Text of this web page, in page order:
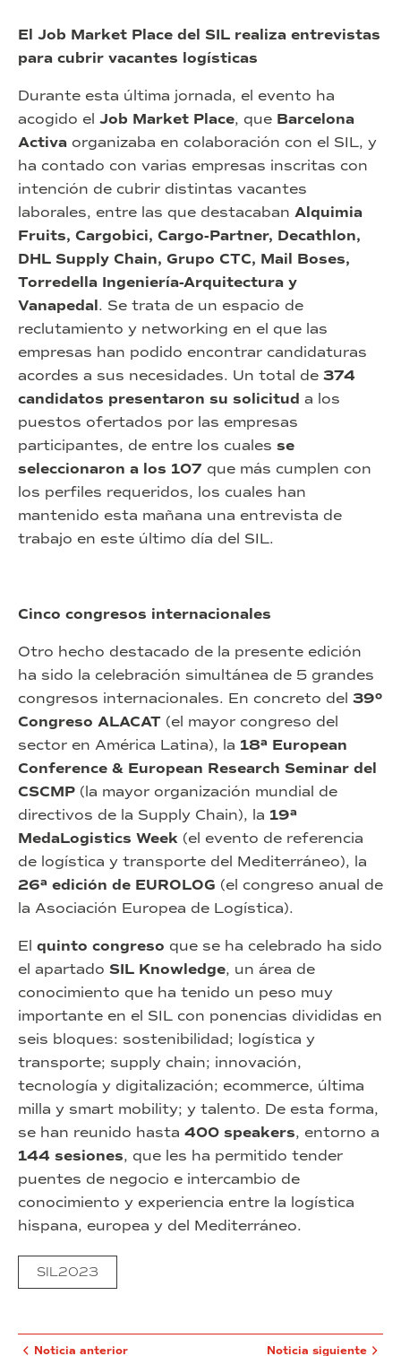
El Job Market Place del SIL realiza entrevistas
para cubrir vacantes logísticas
Durante esta última jornada, el evento ha
acogido el Job Market Place, que Barcelona
Activa organizaba en colaboración con el SIL, y
ha contado con varias empresas inscritas con
intención de cubrir distintas vacantes
laborales, entre las que destacaban Alquimia
Fruits, Cargobici, Cargo-Partner, Decathlon,
DHL Supply Chain, Grupo CTC, Mail Boses,
Torredella Ingeniería-Arquitectura y
Vanapedal. Se trata de un espacio de
reclutamiento y networking en el que las
empresas han podido encontrar candidaturas
acordes a sus necesidades. Un total de 374
candidatos presentaron su solicitud a los
puestos ofertados por las empresas
participantes, de entre los cuales se
seleccionaron a los 107 que más cumplen con
los perfiles requeridos, los cuales han
mantenido esta mañana una entrevista de
trabajo en este último día del SIL.
Cinco congresos internacionales
Otro hecho destacado de la presente edición
ha sido la celebración simultánea de 5 grandes
congresos internacionales. En concreto del 39º
Congreso ALACAT (el mayor congreso del
sector en América Latina), la 18ª European
Conference & European Research Seminar del
CSCMP (la mayor organización mundial de
directivos de la Supply Chain), la 19ª
MedaLogistics Week (el evento de referencia
de logística y transporte del Mediterráneo), la
26ª edición de EUROLOG (el congreso anual de
la Asociación Europea de Logística).
El quinto congreso que se ha celebrado ha sido
el apartado SIL Knowledge, un área de
conocimiento que ha tenido un peso muy
importante en el SIL con ponencias divididas en
seis bloques: sostenibilidad; logística y
transporte; supply chain; innovación,
tecnología y digitalización; ecommerce, última
milla y smart mobility; y talento. De esta forma,
se han reunido hasta 400 speakers, entorno a
144 sesiones, que les ha permitido tender
puentes de negocio e intercambio de
conocimiento y experiencia entre la logística
hispana, europea y del Mediterráneo.
SIL2023
Noticia anterior Noticia siguiente